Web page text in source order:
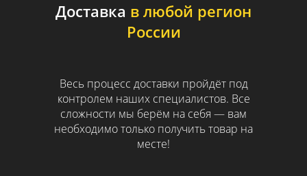
Доставка в любой регион
России
Весь процесс доставки пройдёт под
контролем наших специалистов. Все
сложности мы берём на себя — вам
необходимо только получить товар на
месте!